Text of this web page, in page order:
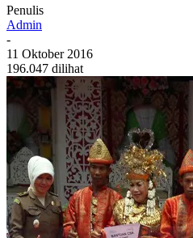
Penulis
Admin
-
11 Oktober 2016
196.047 dilihat